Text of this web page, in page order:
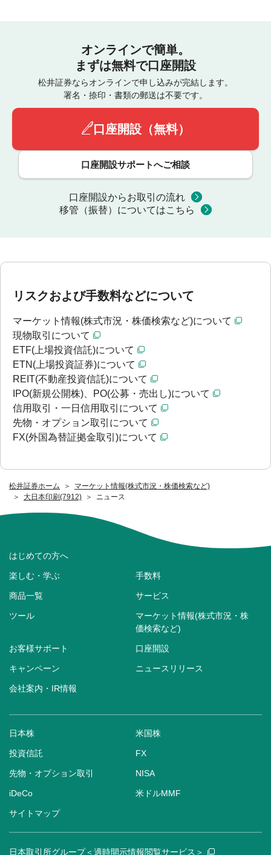
松井証券ホーム
マーケット情報(株式市況・株価検索など)
大日本印刷(7912)
ニュース
オンラインで簡単。
まずは無料で口座開設
松井証券ならオンラインで申し込みが完結します。
署名・捺印・書類の郵送は不要です。
口座開設（無料）
口座開設サポートへご相談
口座開設からお取引の流れ
移管（振替）についてはこちら
リスクおよび手数料などについて
マーケット情報(株式市況・株価検索など)について
現物取引について
ETF(上場投資信託)について
ETN(上場投資証券)について
REIT(不動産投資信託)について
IPO(新規公開株)、PO(公募・売出し)について
信用取引・一日信用取引について
先物・オプション取引について
FX(外国為替証拠金取引)について
はじめての方へ
楽しむ・学ぶ 手数料
商品一覧 サービス
ツール
マーケット情報(株式市況・株
価検索など)
お客様サポート 口座開設
キャンペーン ニュースリリース
会社案内・IR情報
日本株 米国株
投資信託 FX
先物・オプション取引 NISA
iDeCo 米ドルMMF
サイトマップ
日本取引所グループ＜適時開示情報閲覧サービス＞